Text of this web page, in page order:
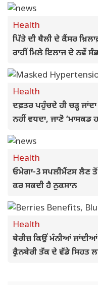
Health
ਪਿੱਤੇ ਦੀ ਥੈਲੀ ਦੇ ਕੈਂਸਰ
ਰਾਹੀਂ ਮਿਲੇ ਇਲਾਜ ਦੇ ਨਵੇਂ
Health
ਦਫ਼ਤਰ ਪਹੁੰਚਦੇ ਹੀ ਚੜ੍ਹ
ਨਹੀਂ ਵਧਦਾ, ਜਾਣੋ ‘ਮਾਸਕਡ
Health
ਓਮੇਗਾ-3 ਸਪਲੀਮੈਂਟਸ ਲੈਣ ਤੋਂ
ਕਰ ਸਕਦੀ ਹੈ ਨੁਕਸਾਨ
Health
ਬੇਰੀਜ਼ ਕਿਉਂ ਮੰਨੀਆਂ
ਕ੍ਰੈਨਬੇਰੀ ਤੱਕ ਦੇ ਵੱਡੇ ਸਿਹਤ